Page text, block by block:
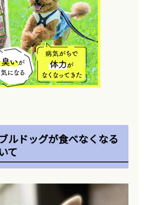
ルドッグが食べなくなる
て